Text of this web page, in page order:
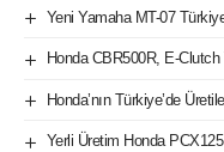
Yeni Yamaha MT-07
Honda CBR500R, E-Clutch
Honda’nın Türkiye’de
Yerli Üretim Honda PCX125